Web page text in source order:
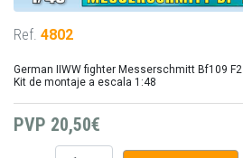
Ref. 4802
German IIWW fighter Messerschmitt Bf109 F2
Kit de montaje a escala 1:48
PVP 20,50€